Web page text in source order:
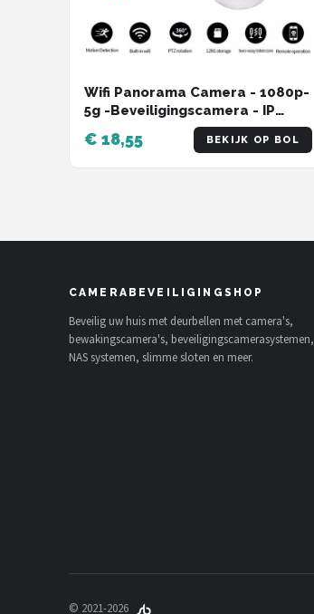
Wifi Panorama Camera - 1080p-
5g -Beveiligingscamera - IP
Camera - Camerabewaking -
E27 Dikke Fitting- Spy Camera -
2-Weg Audio - Beweeg en
360graden
€ 18,55 BEKIJK OP BOL
CAMERABEVEILIGINGSHOP
Beveilig uw huis met deurbellen met camera's,
bewakingscamera's, beveiligingscamerasystemen,
NAS systemen, slimme sloten en meer.
© 2021-2026